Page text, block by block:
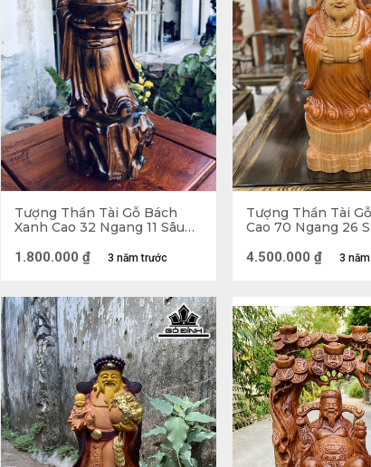
Thần Tài tên thật là Phạm Lãi, là một nhân
của Việt Vương Câu Tiễn. Ông đã yêu Tây
yên nước nhà. Sau này, ông trở thành nhà
khắc họa hình tượng Thần Tài là một người
được khắc họa với hình ảnh ngồi trên ngai
bụng.
Tượng Thần Tài Gỗ Bách
Xanh Cao 32 Ngang 11 Sâu
3 năm trước
1.800.000 ₫
Tượng Thần Tài
Cao 70 Ngang 26
3
4.500.000 ₫